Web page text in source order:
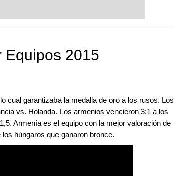
world of club chess,
personalised
Equipos 2015
cual garantizaba la medalla de oro a los rusos. Los
vs. Holanda. Los armenios vencieron 3:1 a los
Armenía es el equipo con la mejor valoración de
húngaros que ganaron bronce.